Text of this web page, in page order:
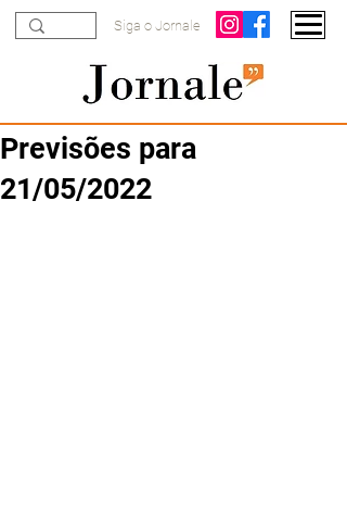
Siga o Jornale
Previsões para
21/05/2022